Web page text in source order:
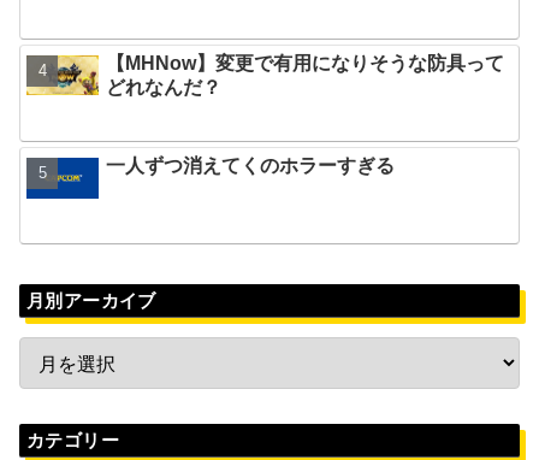
【MHNow】変更で有用になりそうな防具って
どれなんだ？
一人ずつ消えてくのホラーすぎる
月別アーカイブ
カテゴリー